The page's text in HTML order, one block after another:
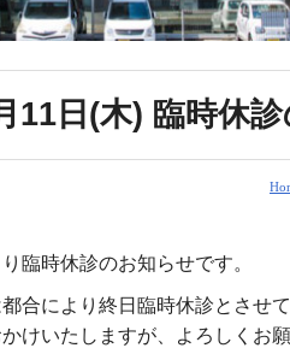
11日(木) 臨時休
臨時休診のお知らせです。
合により終日臨時休診とさせ
けいたしますが、よろしくお